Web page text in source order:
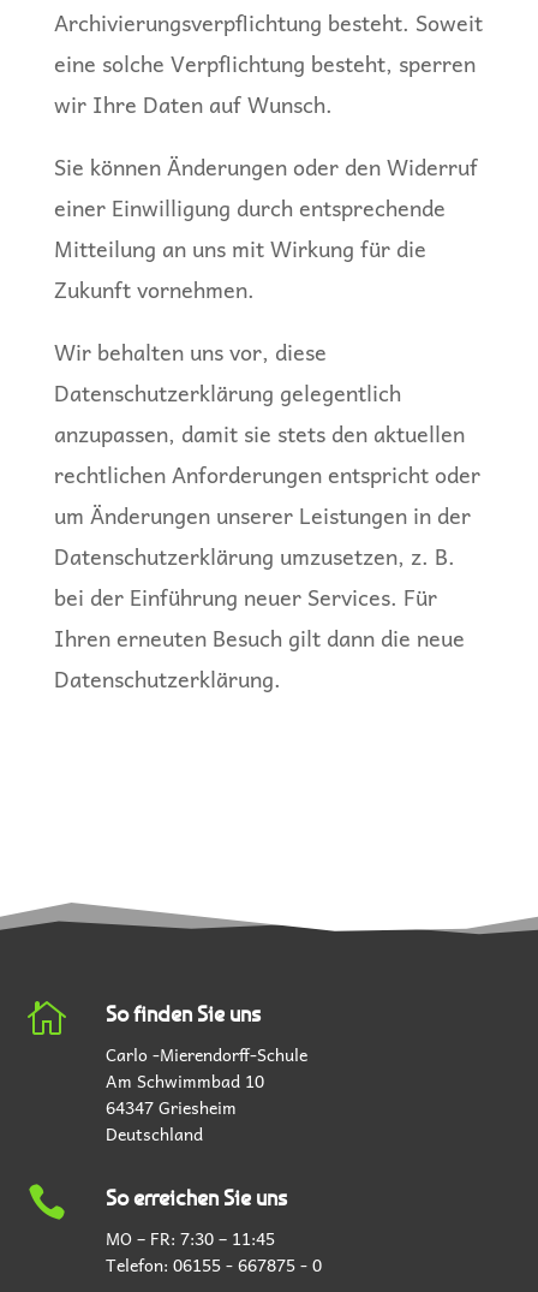
Archivierungsverpflichtung besteht. Soweit
eine solche Verpflichtung besteht, sperren
wir Ihre Daten auf Wunsch.
Sie können Änderungen oder den Widerruf
einer Einwilligung durch entsprechende
Mitteilung an uns mit Wirkung für die
Zukunft vornehmen.
Wir behalten uns vor, diese
Datenschutzerklärung gelegentlich
anzupassen, damit sie stets den aktuellen
rechtlichen Anforderungen entspricht oder
um Änderungen unserer Leistungen in der
Datenschutzerklärung umzusetzen, z. B.
bei der Einführung neuer Services. Für
Ihren erneuten Besuch gilt dann die neue
Datenschutzerklärung.

So finden Sie uns
Carlo -Mierendorff-Schule
Am Schwimmbad 10
64347 Griesheim
Deutschland

So erreichen Sie uns
MO – FR: 7:30 – 11:45
Telefon: 06155 - 667875 - 0